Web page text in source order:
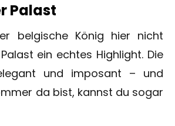
Palast
belgische König hier nicht
ein echtes Highlight. Die
und imposant – und
da bist, kannst du sogar